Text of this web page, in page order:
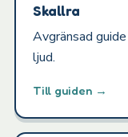
Skallra
Avgränsad
ljud.
Till guiden →